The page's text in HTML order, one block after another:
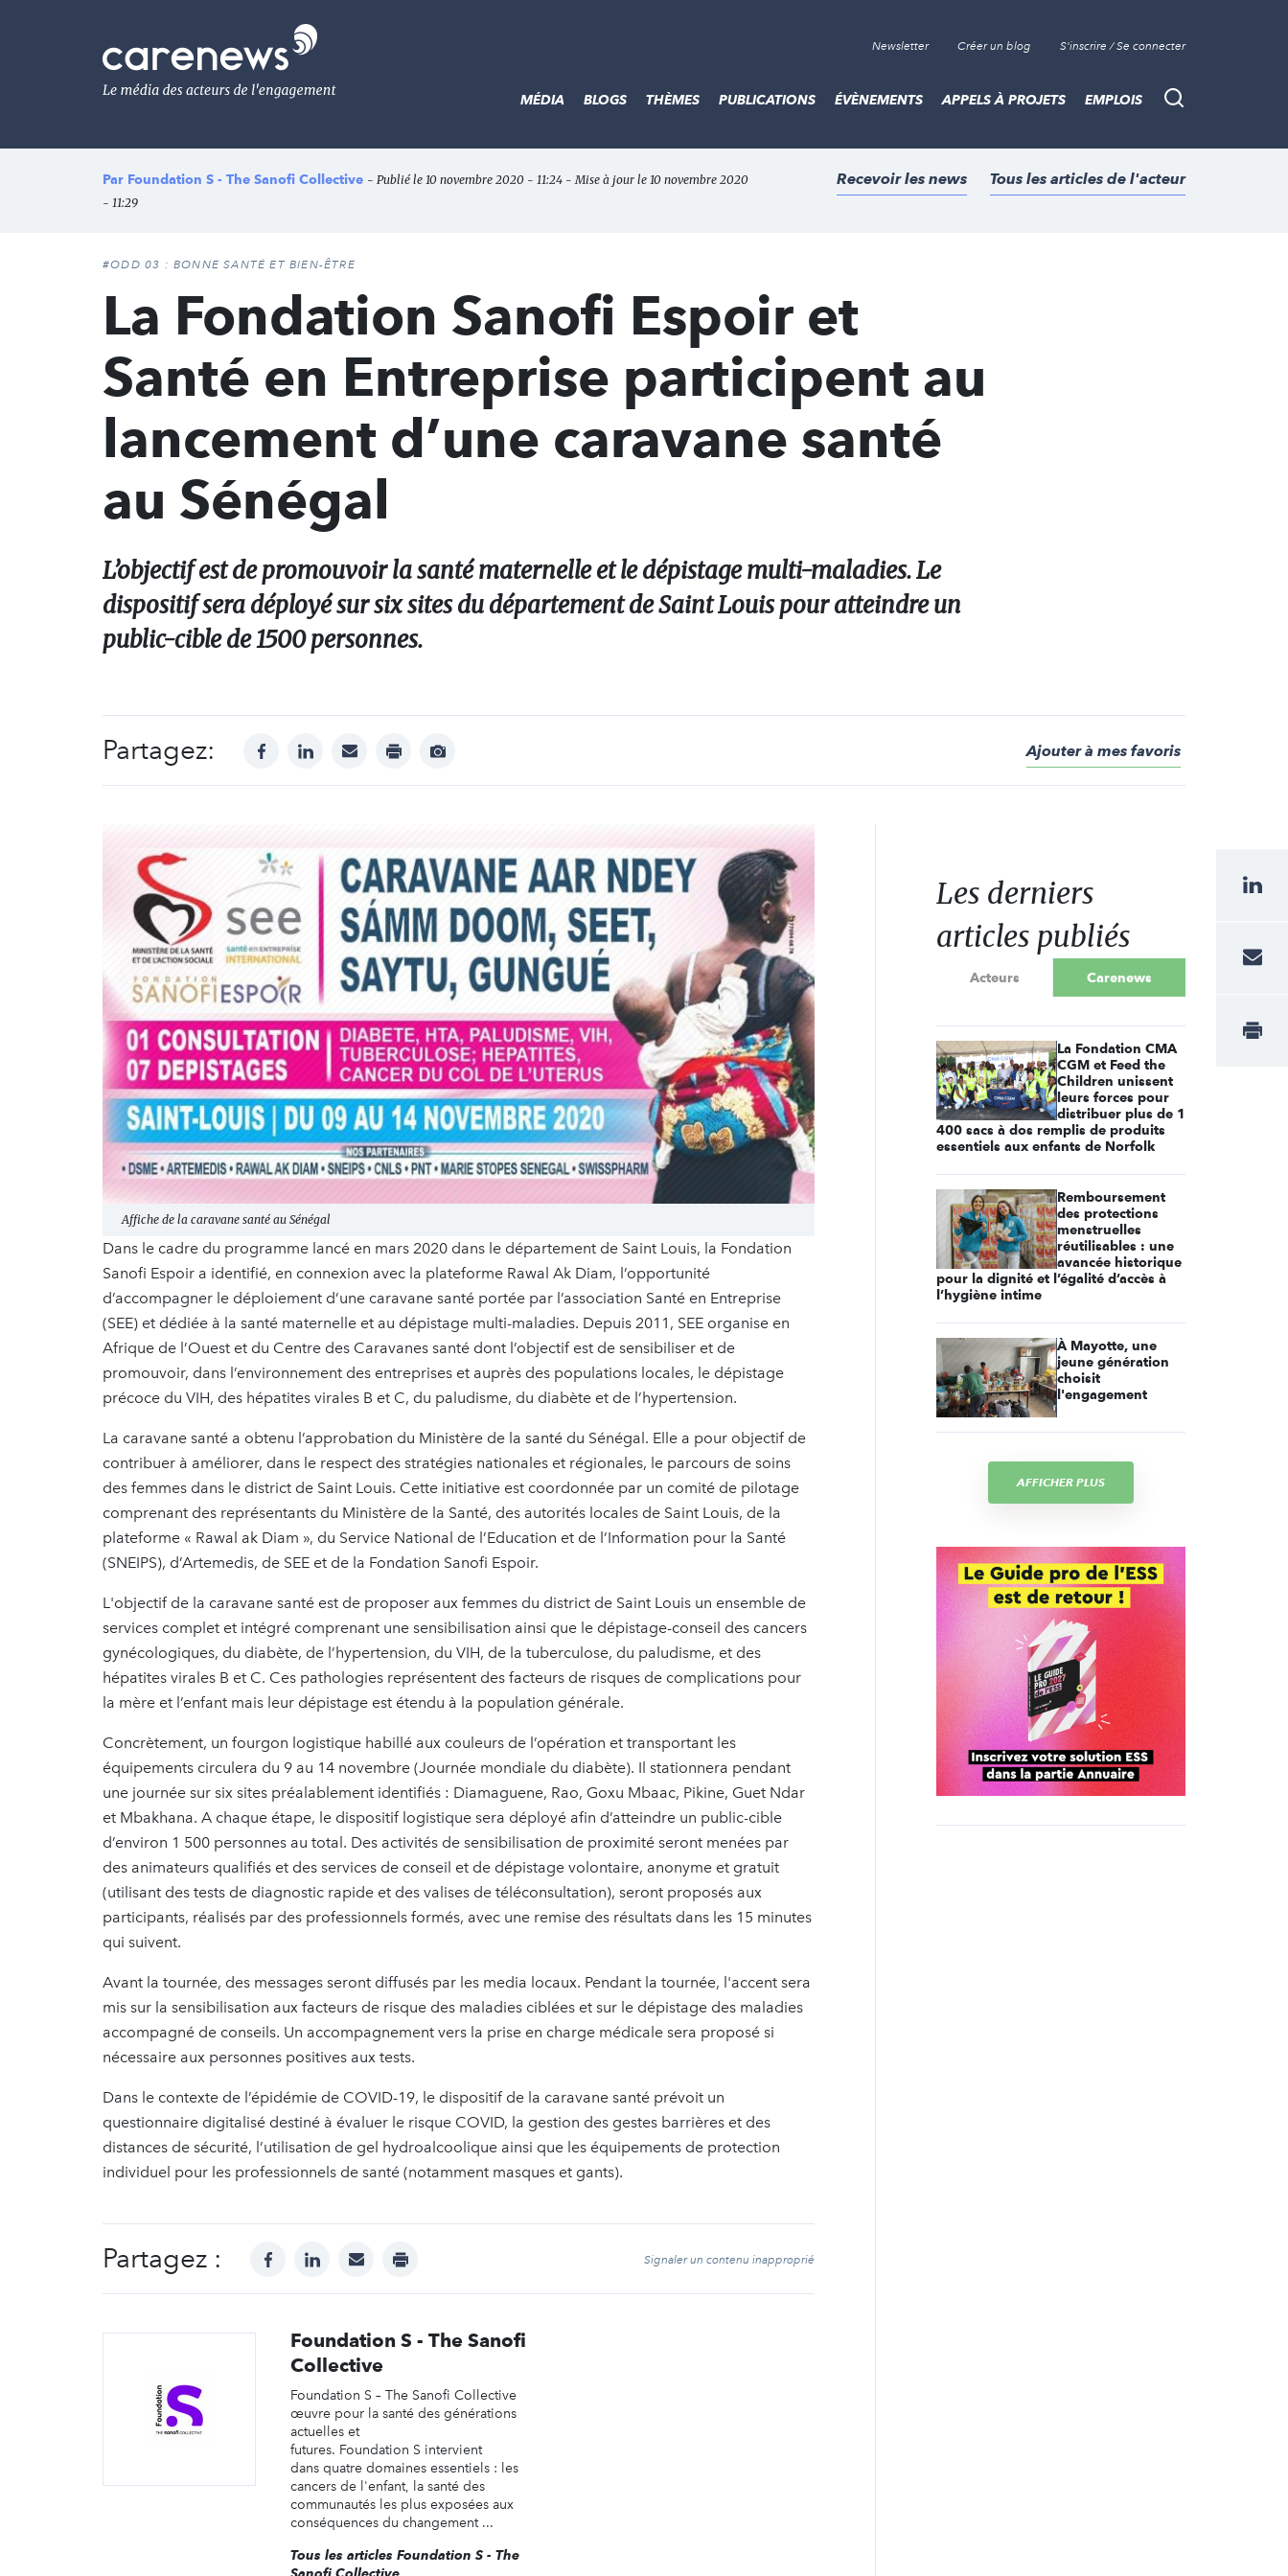
Le
média
de
l'engagement
Newsletter Créer un blog S'inscrire / Se connecter
Recherche
MÉDIA BLOGS THÈMES PUBLICATIONS ÉVÈNEMENTS APPELS À PROJETS EMPLOIS
Par Foundation S - The Sanofi Collective - Publié le 10 novembre 2020 - 11:24 - Mise à jour le 10 novembre 2020
- 11:29
Recevoir les news Tous les articles de l'acteur
#ODD 03 : BONNE SANTÉ ET BIEN-ÊTRE
La Fondation Sanofi Espoir et
Santé en Entreprise participent au
lancement d’une caravane santé
au Sénégal
L’objectif est de promouvoir la santé maternelle et le dépistage multi-maladies. Le
dispositif sera déployé sur six sites du département de Saint Louis pour atteindre un
public-cible de 1500 personnes.
Partagez: facebooklinkedinmail print
Afficher
Ajouter à mes favoris
Affiche de la caravane santé au Sénégal
Dans le cadre du programme lancé en mars 2020 dans le département de Saint Louis, la Fondation
Sanofi Espoir a identifié, en connexion avec la plateforme Rawal Ak Diam, l’opportunité
d’accompagner le déploiement d’une caravane santé portée par l’association Santé en Entreprise
(SEE) et dédiée à la santé maternelle et au dépistage multi-maladies. Depuis 2011, SEE organise en
Afrique de l’Ouest et du Centre des Caravanes santé dont l’objectif est de sensibiliser et de
promouvoir, dans l’environnement des entreprises et auprès des populations locales, le dépistage
précoce du VIH, des hépatites virales B et C, du paludisme, du diabète et de l’hypertension.
La caravane santé a obtenu l’approbation du Ministère de la santé du Sénégal. Elle a pour objectif de
contribuer à améliorer, dans le respect des stratégies nationales et régionales, le parcours de soins
des femmes dans le district de Saint Louis. Cette initiative est coordonnée par un comité de pilotage
comprenant des représentants du Ministère de la Santé, des autorités locales de Saint Louis, de la
plateforme « Rawal ak Diam », du Service National de l’Education et de l’Information pour la Santé
(SNEIPS), d’Artemedis, de SEE et de la Fondation Sanofi Espoir.
L'objectif de la caravane santé est de proposer aux femmes du district de Saint Louis un ensemble de
services complet et intégré comprenant une sensibilisation ainsi que le dépistage-conseil des cancers
gynécologiques, du diabète, de l’hypertension, du VIH, de la tuberculose, du paludisme, et des
hépatites virales B et C. Ces pathologies représentent des facteurs de risques de complications pour
la mère et l’enfant mais leur dépistage est étendu à la population générale.
Concrètement, un fourgon logistique habillé aux couleurs de l’opération et transportant les
équipements circulera du 9 au 14 novembre (Journée mondiale du diabète). Il stationnera pendant
une journée sur six sites préalablement identifiés : Diamaguene, Rao, Goxu Mbaac, Pikine, Guet Ndar
et Mbakhana. A chaque étape, le dispositif logistique sera déployé afin d’atteindre un public-cible
d’environ 1 500 personnes au total. Des activités de sensibilisation de proximité seront menées par
des animateurs qualifiés et des services de conseil et de dépistage volontaire, anonyme et gratuit
(utilisant des tests de diagnostic rapide et des valises de téléconsultation), seront proposés aux
participants, réalisés par des professionnels formés, avec une remise des résultats dans les 15 minutes
qui suivent.
Avant la tournée, des messages seront diffusés par les media locaux. Pendant la tournée, l'accent sera
mis sur la sensibilisation aux facteurs de risque des maladies ciblées et sur le dépistage des maladies
accompagné de conseils. Un accompagnement vers la prise en charge médicale sera proposé si
nécessaire aux personnes positives aux tests.
Dans le contexte de l’épidémie de COVID-19, le dispositif de la caravane santé prévoit un
questionnaire digitalisé destiné à évaluer le risque COVID, la gestion des gestes barrières et des
distances de sécurité, l’utilisation de gel hydroalcoolique ainsi que les équipements de protection
individuel pour les professionnels de santé (notamment masques et gants).
Partagez : facebooklinkedinmail print Signaler un contenu inapproprié
Foundation S - The Sanofi
Collective
Foundation S – The Sanofi Collective
œuvre pour la santé des générations
actuelles et
futures. Foundation S intervient
dans quatre domaines essentiels : les
cancers de l'enfant, la santé des
communautés les plus exposées aux
conséquences du changement ...
Tous les articles Foundation S - The
Les derniers
articles publiés
Acteurs Carenews
La Fondation CMA
CGM et Feed the
Children unissent
leurs forces pour
distribuer plus de 1
400 sacs à dos remplis de produits
essentiels aux enfants de Norfolk
Remboursement
des protections
menstruelles
réutilisables : une
avancée historique
pour la dignité et l’égalité d’accès à
l’hygiène intime
À Mayotte, une
jeune génération
choisit
l'engagement
AFFICHER PLUS